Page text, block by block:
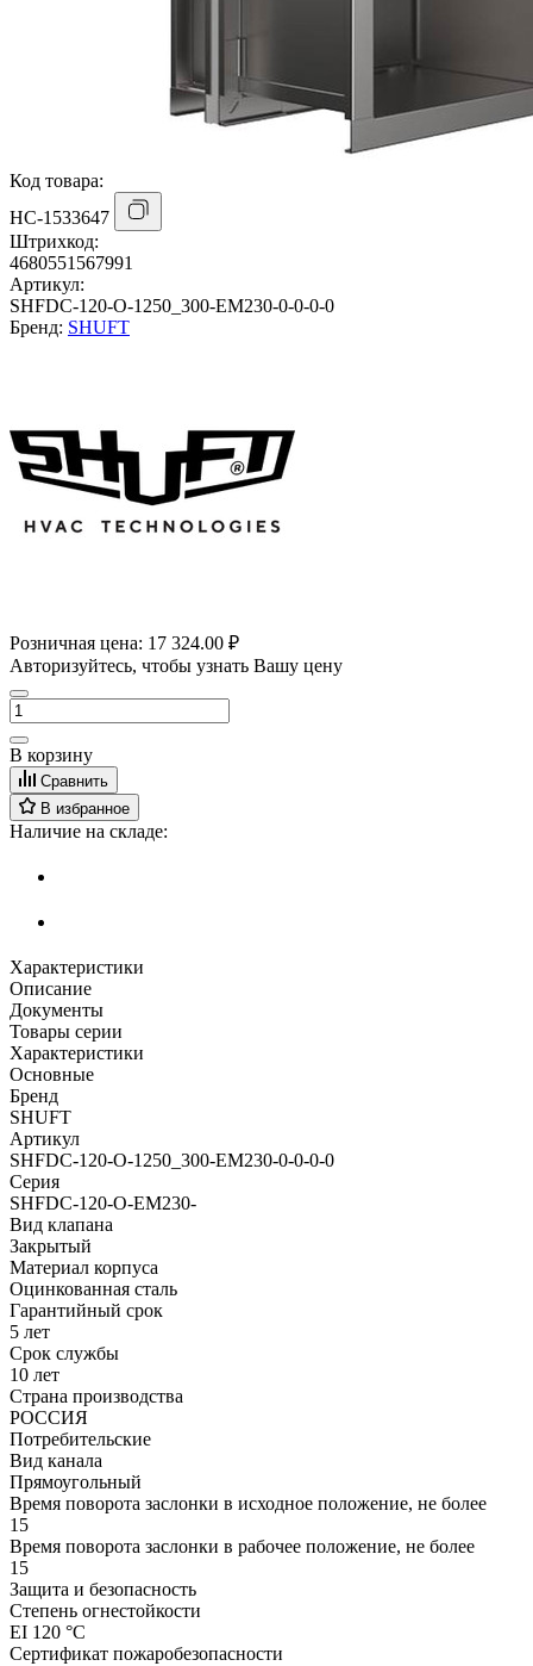
Код товара:
НС-1533647
Штрихкод:
4680551567991
Артикул:
SHFDC-120-O-1250_300-EM230-0-0-0-0
Бренд: SHUFT
Розничная цена: 17 324.00 ₽
Авторизуйтесь, чтобы узнать Вашу цену
В корзину
Сравнить
В избранное
Наличие на складе:
Характеристики
Описание
Документы
Товары серии
Характеристики
Основные
Бренд
SHUFT
Артикул
SHFDC-120-O-1250_300-EM230-0-0-0-0
Серия
SHFDC-120-O-EM230-
Вид клапана
Закрытый
Материал корпуса
Оцинкованная сталь
Гарантийный срок
5 лет
Срок службы
10 лет
Страна производства
РОССИЯ
Потребительские
Вид канала
Прямоугольный
Время поворота заслонки в исходное положение, не более
15
Время поворота заслонки в рабочее положение, не более
15
Защита и безопасность
Степень огнестойкости
EI 120 °С
Сертификат пожаробезопасности